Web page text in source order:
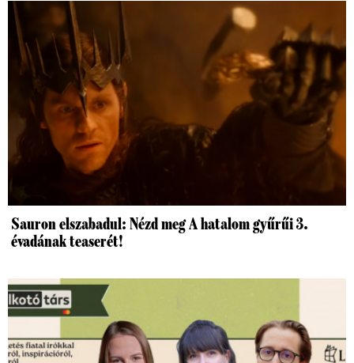
Sauron elszabadul: Nézd meg A hatalom gyűrűi 3.
évadának teaserét!